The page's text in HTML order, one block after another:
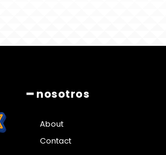
━ nosotros
About
Contact